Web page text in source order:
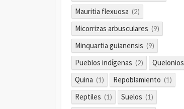
Mauritia flexuosa (2)
Micorrizas arbusculares (9)
Minquartia guianensis (9)
Pueblos indígenas (2) Quelonios
Quina (1) Repoblamiento (1)
Reptiles (1) Suelos (1)